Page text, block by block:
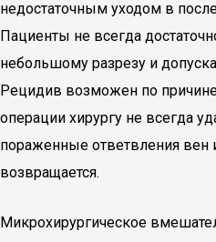
недостаточным уходом в
Пациенты не всегда
небольшому разрезу и
Рецидив возможен по
операции хирургу не всегда
пораженные ответвления вен
возвращается.
Микрохирургическое